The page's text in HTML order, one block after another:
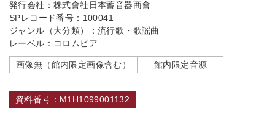
発行会社： 株式會社日本蓄音器商會
SPレコード番号： 100041
ジャンル（大分類）： 流行歌・歌謡曲
レーベル： コロムビア
画像無（館内限定画像含む） 館内限定音源
資料番号：M1H1099001132